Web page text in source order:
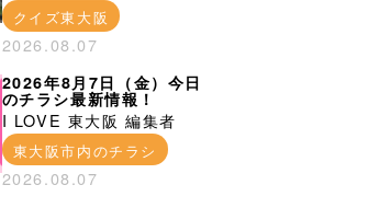
クイズ東大阪
2026.08.07
2026年8月7日（金）今日
のチラシ最新情報！
I LOVE 東大阪 編集者
東大阪市内のチラシ
2026.08.07